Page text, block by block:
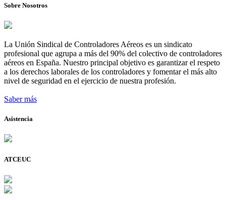
Sobre Nosotros
La Unión Sindical de Controladores Aéreos es un sindicato
profesional que agrupa a más del 90% del colectivo de controladores
aéreos en España. Nuestro principal objetivo es garantizar el respeto
a los derechos laborales de los controladores y fomentar el más alto
nivel de seguridad en el ejercicio de nuestra profesión.
Saber más
Asistencia
ATCEUC